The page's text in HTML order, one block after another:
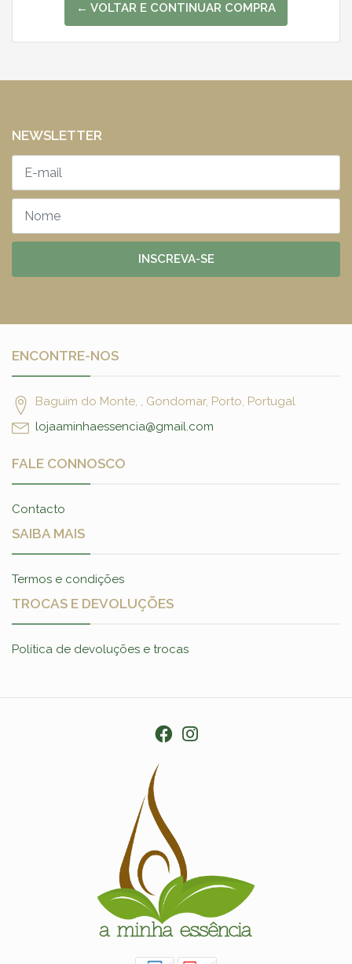
← VOLTAR E CONTINUAR COMPRA
NEWSLETTER
INSCREVA-SE
ENCONTRE-NOS
Baguim do Monte, , Gondomar, Porto, Portugal
lojaaminhaessencia@gmail.com
FALE CONNOSCO
Contacto
SAIBA MAIS
Termos e condições
TROCAS E DEVOLUÇÕES
Política de devoluções e trocas